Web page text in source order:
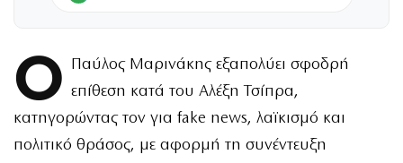
Ο Παύλος Μαρινάκης εξαπολύει σφοδρή
επίθεση κατά του Αλέξη Τσίπρα,
κατηγορώντας τον για fake news, λαϊκισμό και
πολιτικό θράσος, με αφορμή τη συνέντευξη